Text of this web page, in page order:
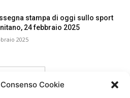
Cookie
stampa di oggi sullo sport
24 febbraio 2025
2025